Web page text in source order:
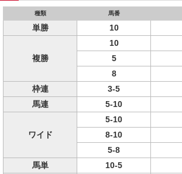
種類 馬番
単勝 10
複勝
10
5
8
枠連
3-5
馬連
5-10
ワイド
5-10
8-10
5-8
馬単
10-5